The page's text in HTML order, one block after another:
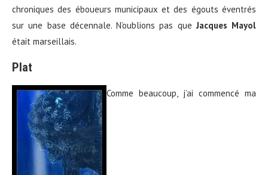
chroniques des éboueurs municipaux et des égouts éventrés
sur une base décennale. N’oublions pas queJacques Mayol
était marseillais.
Plat
Comme beaucoup, j’ai commencé ma